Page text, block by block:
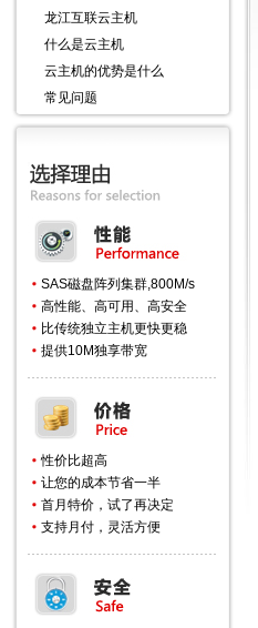
龙江互联云主机
什么是云主机
云主机的优势是什么
常见问题
SAS磁盘阵列集群,800M/s
高性能、高可用、高安全
比传统独立主机更快更稳
提供10M独享带宽
性价比超高
让您的成本节省一半
首月特价，试了再决定
支持月付，灵活方便